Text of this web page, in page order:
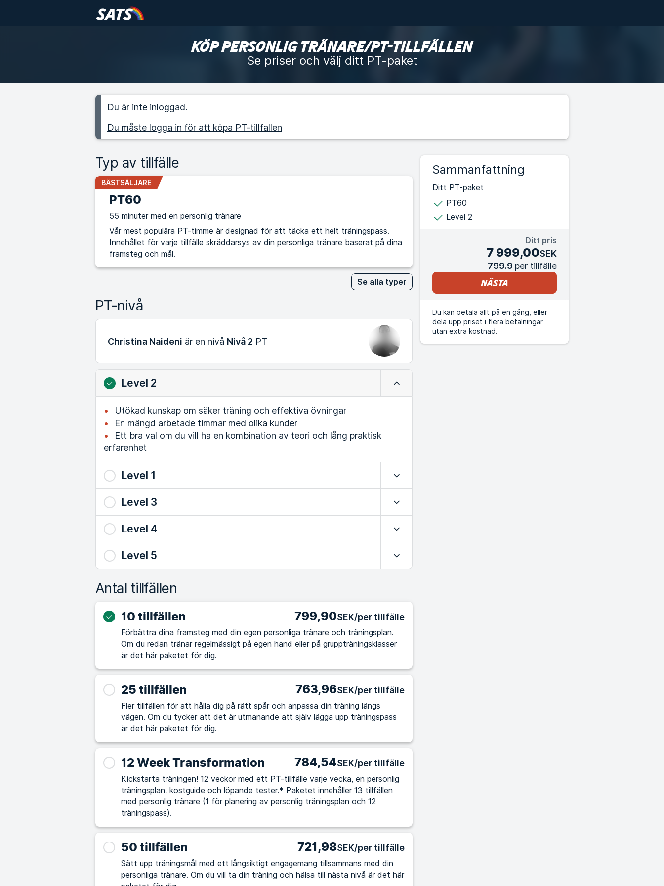
KÖP PERSONLIG TRÄNARE/PT-TILLFÄLLEN
Se priser och välj ditt PT-paket
Du är inte inloggad.
Du måste logga in för att köpa PT-tillfallen
Typ av tillfälle
PT60
BÄSTSÄLJARE
55 minuter med en personlig tränare
Vår mest populära PT-timme är designad för att täcka ett helt träningspass.
Innehållet för varje tillfälle skräddarsys av din personliga tränare baserat på dina
framsteg och mål.
Se alla typer
PT-nivå
Christina Naideni är en nivå Nivå 2 PT
Level 2 Minimera
Utökad kunskap om säker träning och effektiva övningar
En mängd arbetade timmar med olika kunder
Ett bra val om du vill ha en kombination av teori och lång praktisk
erfarenhet
Level 1 Expandera
Level 3 Expandera
Level 4 Expandera
Level 5 Expandera
Antal tillfällen
10 tillfällen 799,90SEK/per tillfälle
Förbättra dina framsteg med din egen personliga tränare och träningsplan.
Om du redan tränar regelmässigt på egen hand eller på gruppträningsklasser
är det här paketet för dig.
25 tillfällen 763,96SEK/per tillfälle
Fler tillfällen för att hålla dig på rätt spår och anpassa din träning längs
vägen. Om du tycker att det är utmanande att själv lägga upp träningspass
är det här paketet för dig.
12 Week Transformation 784,54SEK/per tillfälle
Kickstarta träningen! 12 veckor med ett PT-tillfälle varje vecka, en personlig
träningsplan, kostguide och löpande tester.* Paketet innehåller 13 tillfällen
med personlig tränare (1 för planering av personlig träningsplan och 12
träningspass).
50 tillfällen 721,98SEK/per tillfälle
Sätt upp träningsmål med ett långsiktigt engagemang tillsammans med din
personliga tränare. Om du vill ta din träning och hälsa till nästa nivå är det här
Sammanfattning
Ditt PT-paket
PT60
Level 2
Ditt pris
7 999,00SEK
799.9 per tillfälle
Nästa
Du kan betala allt på en gång, eller
dela upp priset i flera betalningar
utan extra kostnad.